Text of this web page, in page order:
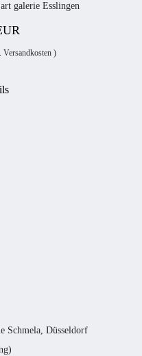
galerie Esslingen
Versandkosten)
Schmela, Düsseldorf